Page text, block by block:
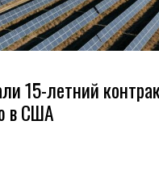
15-летний
в США